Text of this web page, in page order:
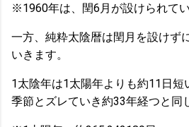
※1960年は、閏6月が設けられてい
一方、純粋太陰暦は閏月を設けず
いきます。
1太陰年は1太陽年よりも約11日短
季節とズレていき約33年経つと同